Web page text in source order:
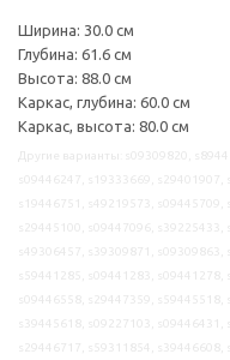
Ширина: 30.0 см
Глубина: 61.6 см
Высота: 88.0 см
Каркас, глубина: 60.0 см
Каркас, высота: 80.0 см